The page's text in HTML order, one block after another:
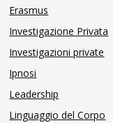
Erasmus
Investigazione Privata
Investigazioni private
Ipnosi
Leadership
Linguaggio del Corpo